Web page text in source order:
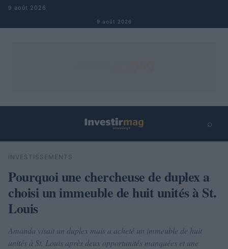
Aller au contenu
9 août 2026
9 août 2026
⌕
Rechercher
INVESTISSEMENTS
Pourquoi une chercheuse de duplex a
choisi un immeuble de huit unités à St.
Louis
Amanda visait un duplex mais a acheté un immeuble de huit
unités à St. Louis après deux opportunités manquées et une